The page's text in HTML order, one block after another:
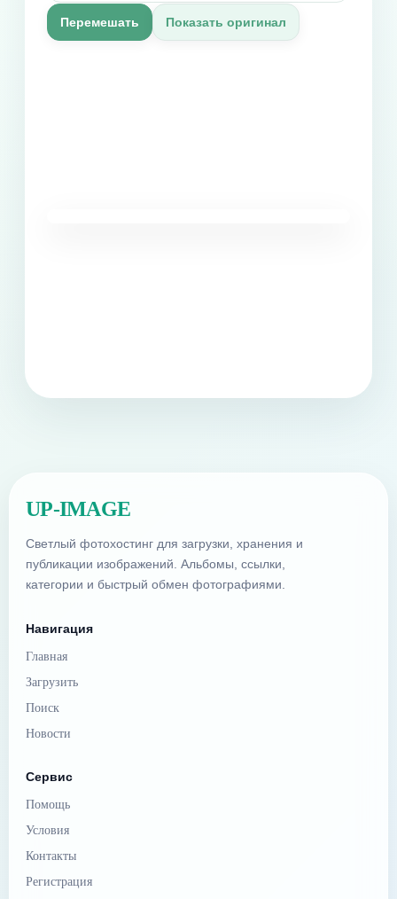
Перемешать Показать оригинал
UP-IMAGE
Светлый фотохостинг для загрузки, хранения и
публикации изображений. Альбомы, ссылки,
категории и быстрый обмен фотографиями.
Навигация
Главная
Загрузить
Поиск
Новости
Сервис
Помощь
Условия
Контакты
Регистрация